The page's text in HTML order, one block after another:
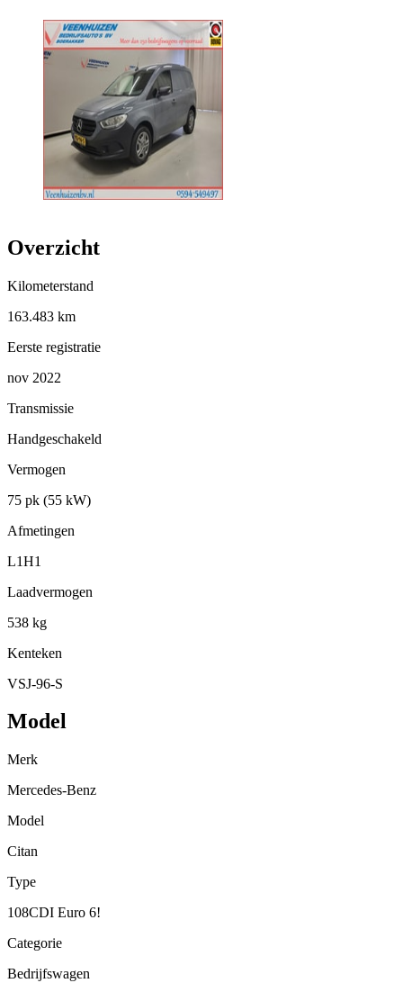
Overzicht
Kilometerstand
163.483 km
Eerste registratie
nov 2022
Transmissie
Handgeschakeld
Vermogen
75 pk (55 kW)
Afmetingen
L1H1
Laadvermogen
538 kg
Kenteken
VSJ-96-S
Model
Merk
Mercedes-Benz
Model
Citan
Type
108CDI Euro 6!
Categorie
Bedrijfswagen